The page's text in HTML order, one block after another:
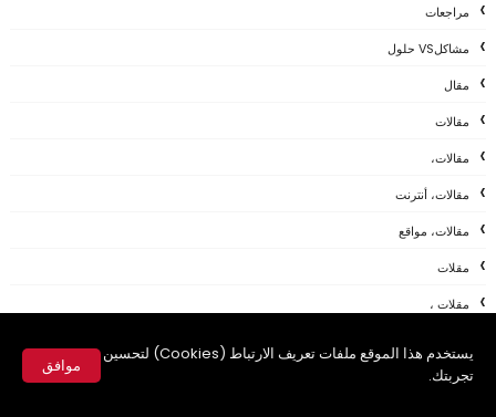
يستخدم هذا الموقع ملفات تعريف الارتباط (Cookies) لتحسين
تجربتك.
موافق
مراجعات
مشاكلVS حلول
مقال
مقالات
مقالات،
مقالات، أنترنت
مقالات، مواقع
مقلات
مقلات ،
مواقع